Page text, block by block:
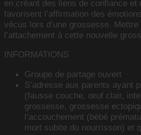
en créant des liens de confiance et
favorisent l’affirmation des
vécus lors d’une grossesse. Mettre
l’attachement à cette nouvelle
INFORMATIONS
Groupe de partage ouvert
S’adresse aux parents ayant
(fausse couche, œuf clair,
grossesse, grossesse
l’accouchement (bébé
mort subite du nourrisson) et